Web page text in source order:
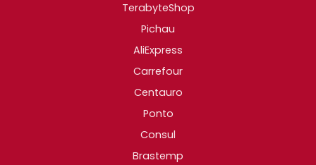
TerabyteShop
Pichau
AliExpress
Carrefour
Centauro
Ponto
Consul
Brastemp